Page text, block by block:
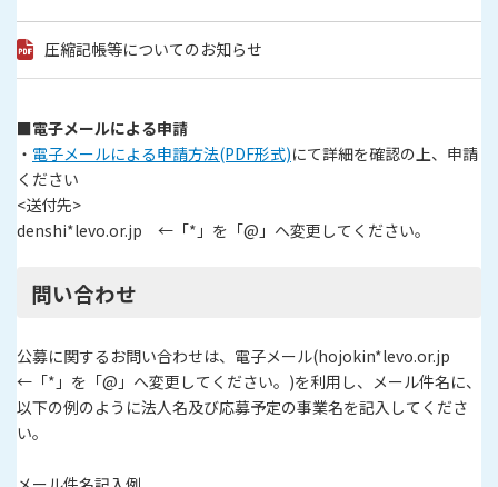
圧縮記帳等についてのお知らせ
■電子メールによる申請
・ 電子メールによる申請方法(PDF形式)にて詳細を確認の上、申請
ください
<送付先>
denshi*levo.or.jp ←「*」を「@」へ変更してください。
問い合わせ
公募に関するお問い合わせは、電子メール(hojokin*levo.or.jp
←「*」を「@」へ変更してください。)を利用し、メール件名に、
以下の例のように法人名及び応募予定の事業名を記入してくださ
い。